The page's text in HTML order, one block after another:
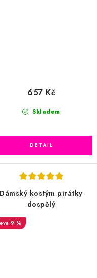
Skladem
657 Kč
Dámský kostým pirátky
dospělý
9 %